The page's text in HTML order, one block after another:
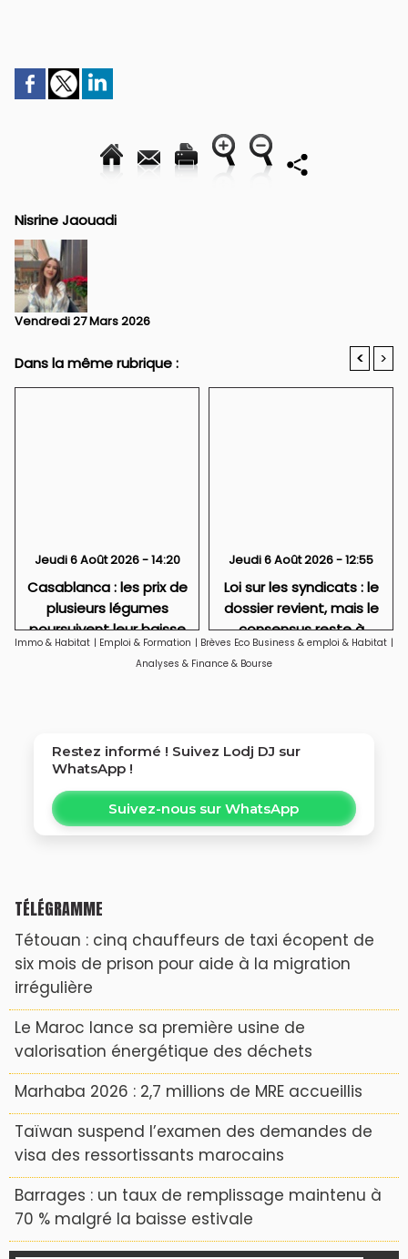
Nisrine Jaouadi
Vendredi 27 Mars 2026
Dans la même rubrique : < >
Jeudi 6 Août 2026 - 14:20
Casablanca : les prix de
plusieurs légumes
poursuivent leur baisse
Jeudi 6 Août 2026 - 12:55
Loi sur les syndicats : le
dossier revient, mais le
consensus reste à
fabriquer
Immo & Habitat | Emploi & Formation | Brèves Eco Business & emploi & Habitat |
Analyses & Finance & Bourse
Restez informé ! Suivez Lodj DJ sur
WhatsApp !
Suivez-nous sur WhatsApp
TÉLÉGRAMME
Tétouan : cinq chauffeurs de taxi écopent de
six mois de prison pour aide à la migration
irrégulière
Le Maroc lance sa première usine de
valorisation énergétique des déchets
Marhaba 2026 : 2,7 millions de MRE accueillis
Taïwan suspend l’examen des demandes de
visa des ressortissants marocains
Barrages : un taux de remplissage maintenu à
70 % malgré la baisse estivale